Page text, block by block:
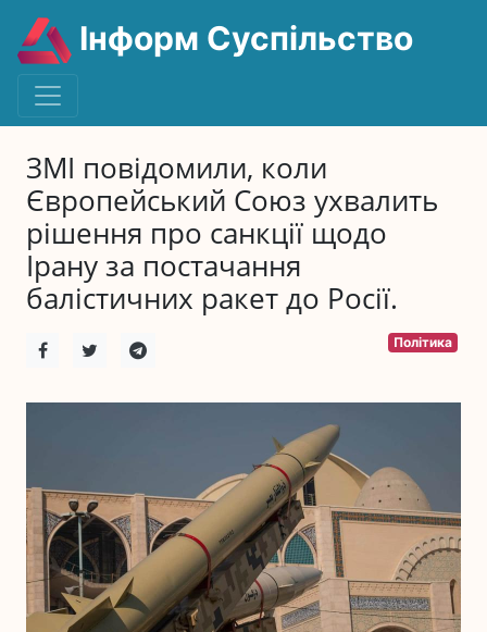
Інформ Суспільство
ЗМІ повідомили, коли
Європейський Союз ухвалить
рішення про санкції щодо
Ірану за постачання
балістичних ракет до Росії.
Політика